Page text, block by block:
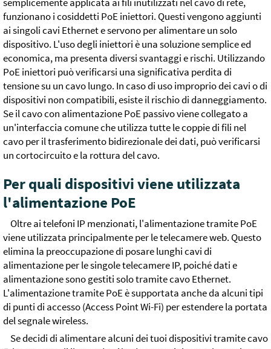
semplicemente applicata ai fili inutilizzati nel cavo di rete,
funzionano i cosiddetti PoE iniettori. Questi vengono aggiunti
ai singoli cavi Ethernet e servono per alimentare un solo
dispositivo. L'uso degli iniettori è una soluzione semplice ed
economica, ma presenta diversi svantaggi e rischi. Utilizzando
PoE iniettori può verificarsi una significativa perdita di
tensione su un cavo lungo. In caso di uso improprio dei cavi o di
dispositivi non compatibili, esiste il rischio di danneggiamento.
Se il cavo con alimentazione PoE passivo viene collegato a
un'interfaccia comune che utilizza tutte le coppie di fili nel
cavo per il trasferimento bidirezionale dei dati, può verificarsi
un cortocircuito e la rottura del cavo.
Per quali dispositivi viene utilizzata
l'alimentazione PoE
Oltre ai telefoni IP menzionati, l'alimentazione tramite PoE
viene utilizzata principalmente per le telecamere web. Questo
elimina la preoccupazione di posare lunghi cavi di
alimentazione per le singole telecamere IP, poiché dati e
alimentazione sono gestiti solo tramite cavo Ethernet.
L'alimentazione tramite PoE è supportata anche da alcuni tipi
di punti di accesso (Access Point Wi-Fi) per estendere la portata
del segnale wireless.
Se decidi di alimentare alcuni dei tuoi dispositivi tramite cavo